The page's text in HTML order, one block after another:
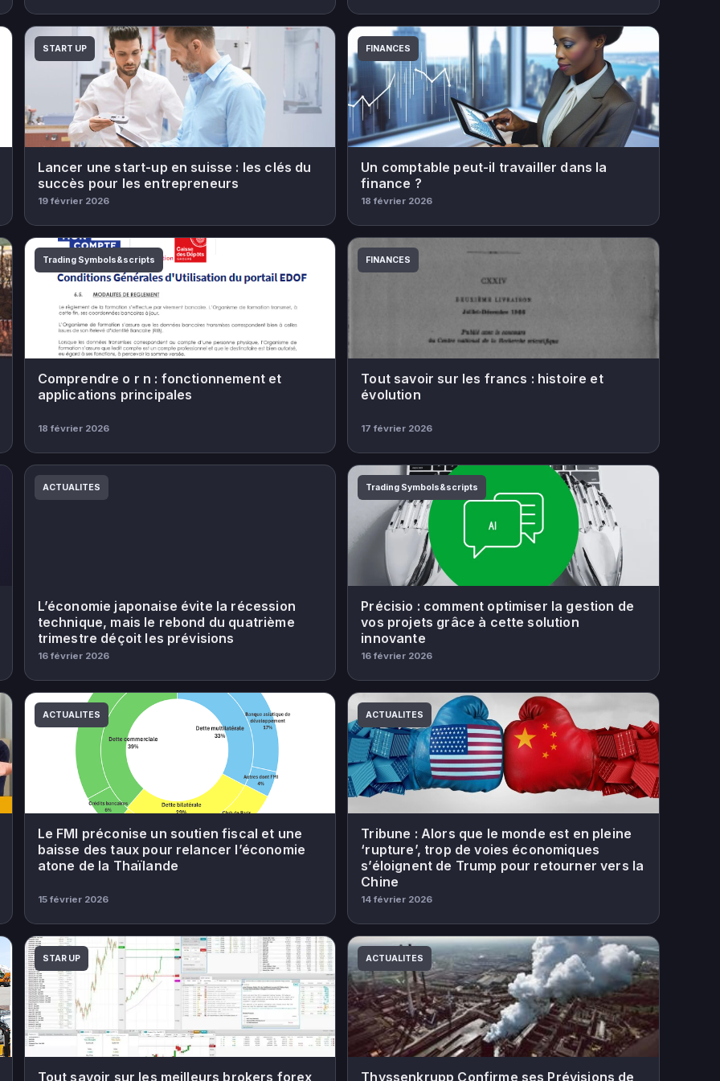
START UP
Lancer une start-up en suisse : les clés du
succès pour les entrepreneurs
19 février 2026
FINANCES
Un comptable peut-il travailler dans la
finance ?
18 février 2026
Trading Symbols&scripts
Comprendre o r n : fonctionnement et
applications principales
18 février 2026
FINANCES
Tout savoir sur les francs : histoire et
évolution
17 février 2026
ACTUALITES
L’économie japonaise évite la récession
technique, mais le rebond du quatrième
trimestre déçoit les prévisions
16 février 2026
Trading Symbols&scripts
Précisio : comment optimiser la gestion de
vos projets grâce à cette solution
innovante
16 février 2026
ACTUALITES
Le FMI préconise un soutien fiscal et une
baisse des taux pour relancer l’économie
atone de la Thaïlande
15 février 2026
ACTUALITES
Tribune : Alors que le monde est en pleine
‘rupture’, trop de voies économiques
s’éloignent de Trump pour retourner vers la
Chine
14 février 2026
STAR UP
Tout savoir sur les meilleurs brokers forex
ACTUALITES
Thyssenkrupp Confirme ses Prévisions de